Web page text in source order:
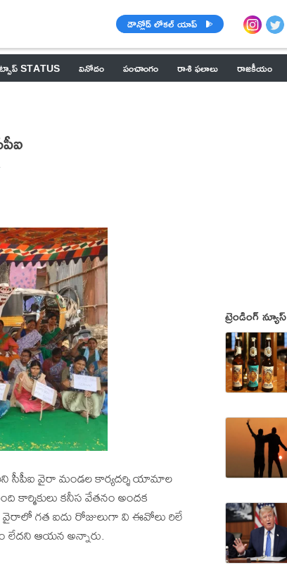
డౌన్లోడ్ లోకల్ యాప్
STATUS వినోదం పంచాంగం రాశి ఫలాలు రాజకీయం
సీపీఐ వైరా మండల కార్యదర్శి యామాల
కార్మికులు కనీస వేతనం అందక
వైరాలో గత ఐదు రోజులుగా వి ఈవోలు రిలే
లేదని ఆయన అన్నారు.
ట్రెండింగ్ న్యూస్